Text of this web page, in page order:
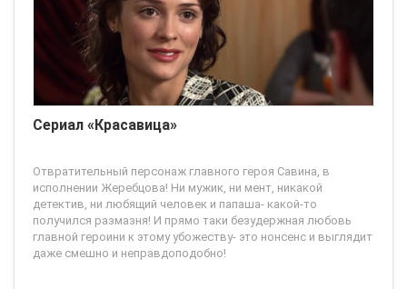
Сериал «Красавица»
Отвратительный персонаж главного героя Савина, в
исполнении Жеребцова! Ни мужик, ни мент, никакой
детектив, ни любящий человек и папаша- какой-то
получился размазня! И прямо таки безудержная любовь
главной героини к этому убожеству- это нонсенс и выглядит
даже смешно и неправдоподобно!